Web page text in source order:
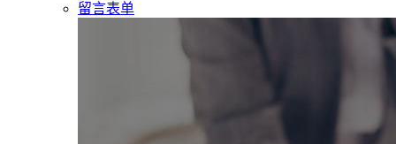
留言表单